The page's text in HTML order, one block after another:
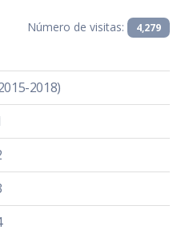
Número de visitas: 4,279
2018)